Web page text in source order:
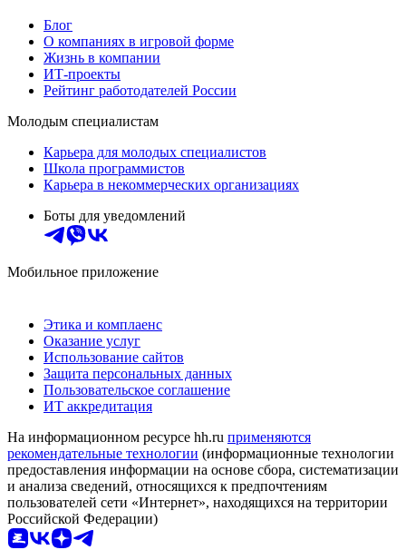
Блог
О компаниях в игровой форме
Жизнь в компании
ИТ-проекты
Рейтинг работодателей России
Молодым специалистам
Карьера для молодых специалистов
Школа программистов
Карьера в некоммерческих организациях
Боты для уведомлений
Мобильное приложение
Этика и комплаенс
Оказание услуг
Использование сайтов
Защита персональных данных
Пользовательское соглашение
ИТ аккредитация
На информационном ресурсе hh.ru применяются
рекомендательные технологии (информационные технологии
предоставления информации на основе сбора, систематизации
и анализа сведений, относящихся к предпочтениям
пользователей сети «Интернет», находящихся на территории
Российской Федерации)